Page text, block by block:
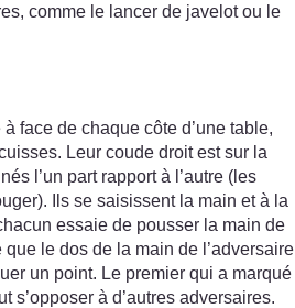
comme le lancer de javelot ou le
face de chaque côte d’une table,
Leur coude droit est sur la
l’un part rapport à l’autre (les
Ils se saisissent la main et à la
essaie de pousser la main de
le dos de la main de l’adversaire
un point. Le premier qui a marqué
s’opposer à d’autres adversaires.